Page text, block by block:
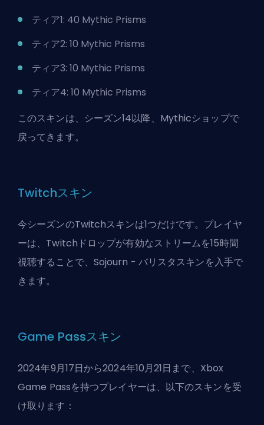
ティア1: 40 Mythic Prisms
ティア2: 10 Mythic Prisms
ティア3: 10 Mythic Prisms
ティア4: 10 Mythic Prisms
このスキンは、シーズン14以降、Mythicショップで
戻ってきます。
Twitchスキン
今シーズンのTwitchスキンは1つだけです。プレイヤ
ーは、Twitchドロップが有効なストリームを15時間
視聴することで、Sojourn - バリスタスキンを入手で
きます。
Game Passスキン
2024年9月17日から2024年10月21日まで、Xbox
Game Passを持つプレイヤーは、以下のスキンを受
け取ります：